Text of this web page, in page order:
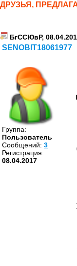
ДРУЗЬЯ,
БгССЮвР,
SENOBIT18061977
Группа:
Пользователь
Cообщений: 3
Регистрация:
08.04.2017